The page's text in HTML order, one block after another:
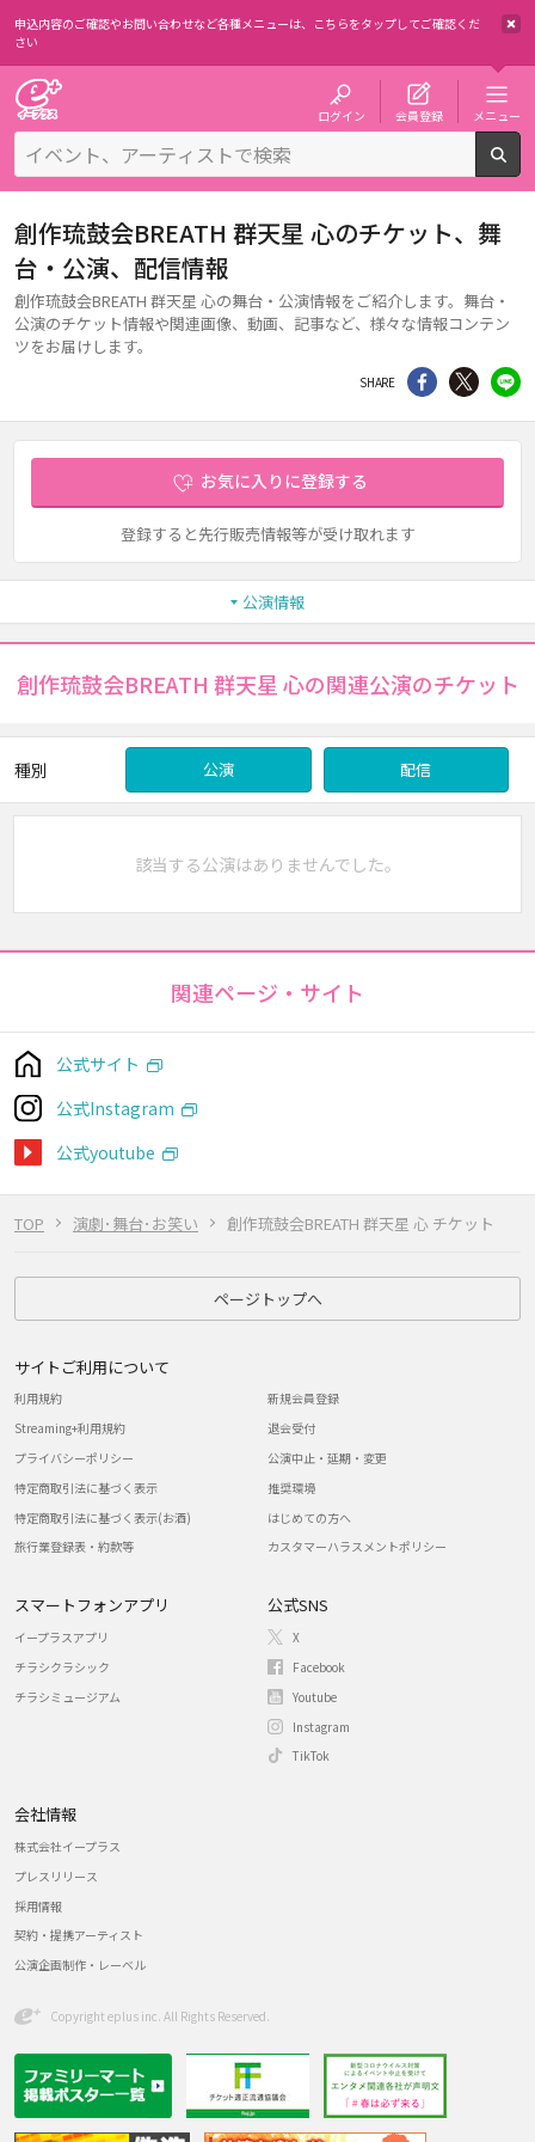
申込内容のご確認やお問い合わせなど各種メニューは、 こちらをタップしてご確認くだ
さい
ログイン 会員登録 メニュー
TOP 演劇･舞台･お笑い 創作琉鼓会BREATH 群天星 心 チケット
創作琉鼓会BREATH 群天星 心のチケット、舞
台・公演、配信情報
創作琉鼓会BREATH 群天星 心の舞台・公演情報をご紹介します。舞台・
公演のチケット情報や関連画像、動画、記事など、様々な情報コンテン
ツをお届けします。
SHARE シェア Twitter
お気に入りに登録する
登録すると先行販売情報等が受け取れます
公演情報
創作琉鼓会BREATH 群天星 心の関連公演のチケット
種別 公演 配信
該当する公演はありませんでした。
関連ページ・サイト
公式サイト
公式Instagram
公式youtube
ページトップへ
サイトご利用について
利用規約
Streaming+利用規約
プライバシーポリシー
特定商取引法に基づく表示
特定商取引法に基づく表示(お酒)
旅行業登録表・約款等
新規会員登録
退会受付
公演中止・延期・変更
推奨環境
はじめての方へ
カスタマーハラスメントポリシー
スマートフォンアプリ
イープラスアプリ
チラシクラシック
チラシミュージアム
公式SNS
X
Facebook
Youtube
Instagram
TikTok
会社情報
株式会社イープラス
プレスリリース
採用情報
契約・提携アーティスト
公演企画制作・レーベル
Copyright eplus inc. All Rights Reserved.